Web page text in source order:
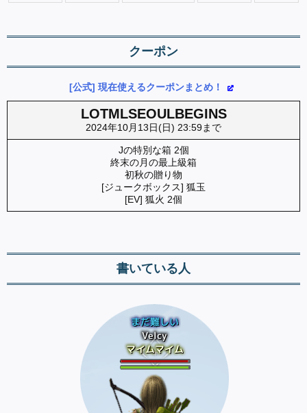
クーポン
[公式] 現在使えるクーポンまとめ！
LOTMLSEOULBEGINS
2024年10月13日(日) 23:59まで
Jの特別な箱 2個
終末の月の最上級箱
初秋の贈り物
[ジュークボックス] 狐玉
[EV] 狐火 2個
書いている人